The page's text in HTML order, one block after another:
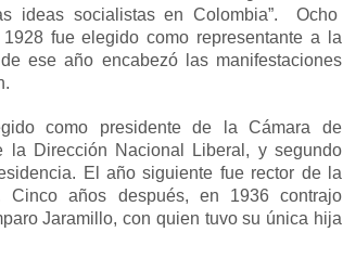
ideas socialistas en Colombia”. Ocho
fue elegido como representante a la
ese año encabezó las manifestaciones
como presidente de la Cámara de
la Dirección Nacional Liberal, y segundo
El año siguiente fue rector de la
Cinco años después, en 1936 contrajo
Jaramillo, con quien tuvo su única hija